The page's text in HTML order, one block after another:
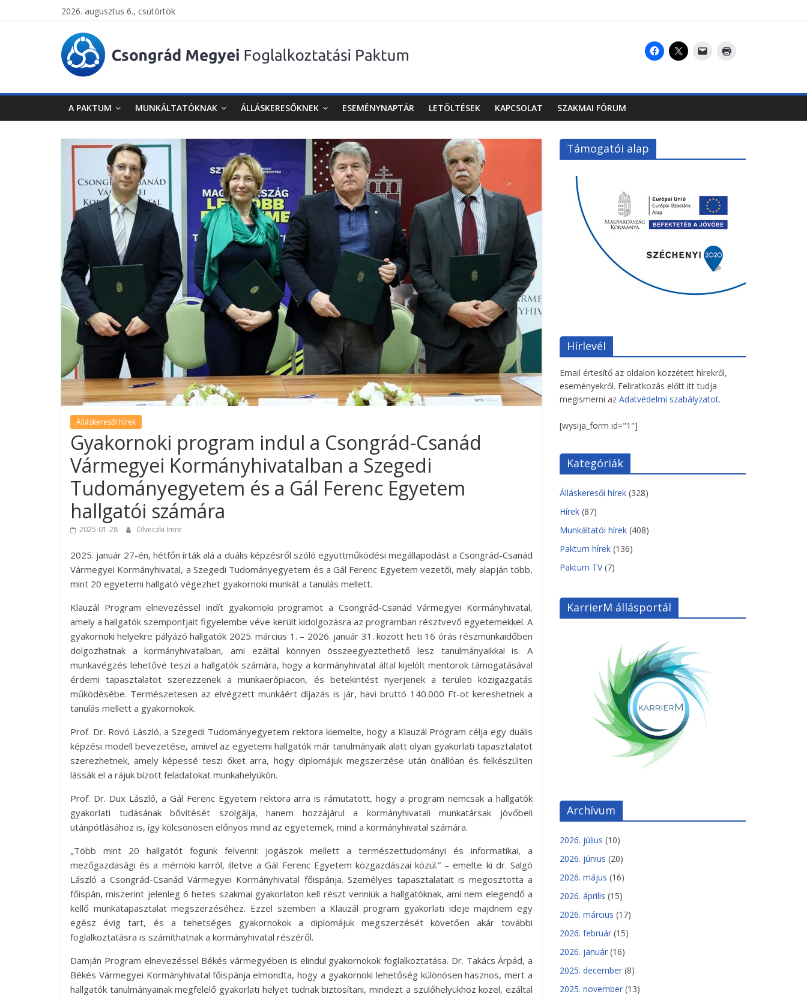
2026. augusztus 6., csütörtök
Csongrád
Megyei
Foglalkoztatási
Paktum
A PAKTUM MUNKÁLTATÓKNAK ÁLLÁSKERESŐKNEK ESEMÉNYNAPTÁR LETÖLTÉSEK KAPCSOLAT SZAKMAI FÓRUM
Álláskeresői hírek
Gyakornoki program indul a Csongrád-Csanád
Vármegyei Kormányhivatalban a Szegedi
Tudományegyetem és a Gál Ferenc Egyetem
hallgatói számára
2025-01-28 Ölveczki Imre
2025. január 27-én, hétfőn írták alá a duális képzésről szóló együttműködési megállapodást a Csongrád-Csanád
Vármegyei Kormányhivatal, a Szegedi Tudományegyetem és a Gál Ferenc Egyetem vezetői, mely alapján több,
mint 20 egyetemi hallgató végezhet gyakornoki munkát a tanulás mellett.
Klauzál Program elnevezéssel indít gyakornoki programot a Csongrád-Csanád Vármegyei Kormányhivatal,
amely a hallgatók szempontjait figyelembe véve került kidolgozásra az programban résztvevő egyetemekkel. A
gyakornoki helyekre pályázó hallgatók 2025. március 1. – 2026. január 31. között heti 16 órás részmunkaidőben
dolgozhatnak a kormányhivatalban, ami ezáltal könnyen összeegyeztethető lesz tanulmányaikkal is. A
munkavégzés lehetővé teszi a hallgatók számára, hogy a kormányhivatal által kijelölt mentorok támogatásával
érdemi tapasztalatot szerezzenek a munkaerőpiacon, és betekintést nyerjenek a területi közigazgatás
működésébe. Természetesen az elvégzett munkáért díjazás is jár, havi bruttó 140.000 Ft-ot kereshetnek a
tanulás mellett a gyakornokok.
Prof. Dr. Rovó László, a Szegedi Tudományegyetem rektora kiemelte, hogy a Klauzál Program célja egy duális
képzési modell bevezetése, amivel az egyetemi hallgatók már tanulmányaik alatt olyan gyakorlati tapasztalatot
szerezhetnek, amely képessé teszi őket arra, hogy diplomájuk megszerzése után önállóan és felkészülten
lássák el a rájuk bízott feladatokat munkahelyükön.
Prof. Dr. Dux László, a Gál Ferenc Egyetem rektora arra is rámutatott, hogy a program nemcsak a hallgatók
gyakorlati tudásának bővítését szolgálja, hanem hozzájárul a kormányhivatali munkatársak jövőbeli
utánpótlásához is, így kölcsönösen előnyös mind az egyetemek, mind a kormányhivatal számára.
„Több mint 20 hallgatót fogunk felvenni: jogászok mellett a természettudományi és informatikai, a
mezőgazdasági és a mérnöki karról, illetve a Gál Ferenc Egyetem közgazdászai közül.” – emelte ki dr. Salgó
László a Csongrád-Csanád Vármegyei Kormányhivatal főispánja. Személyes tapasztalatait is megosztotta a
főispán, miszerint jelenleg 6 hetes szakmai gyakorlaton kell részt venniük a hallgatóknak, ami nem elegendő a
kellő munkatapasztalat megszerzéséhez. Ezzel szemben a Klauzál program gyakorlati ideje majdnem egy
egész évig tart, és a tehetséges gyakornokok a diplomájuk megszerzését követően akár további
foglalkoztatásra is számíthatnak a kormányhivatal részéről.
Damján Program elnevezéssel Békés vármegyében is elindul gyakornokok foglalkoztatása. Dr. Takács Árpád, a
Békés Vármegyei Kormányhivatal főispánja elmondta, hogy a gyakornoki lehetőség különösen hasznos, mert a
hallgatók tanulmányainak megfelelő gyakorlati helyet tudnak biztosítani, mindezt a szülőhelyükhöz közel, ezáltal
Támogatói alap
Hírlevél
Email értesítő az oldalon közzétett hírekről,
eseményekről. Feliratkozás előtt itt tudja
megismerni az Adatvédelmi szabályzatot.
[wysija_form id="1"]
Kategóriák
Álláskeresői hírek (328)
Hírek (87)
Munkáltatói hírek (408)
Paktum hírek (136)
Paktum TV(7)
KarrierM állásportál
Archívum
2026. július (10)
2026. június (20)
2026. május (16)
2026. április (15)
2026. március (17)
2026. február (15)
2026. január (16)
2025. december (8)
2025. november (13)